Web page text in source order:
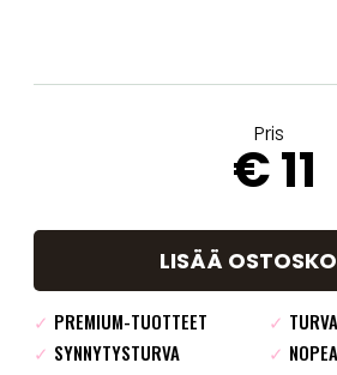
Pris
€ 11
LISÄÄ
✓ PREMIUM-TUOTTEET ✓
✓ SYNNYTYSTURVA ✓